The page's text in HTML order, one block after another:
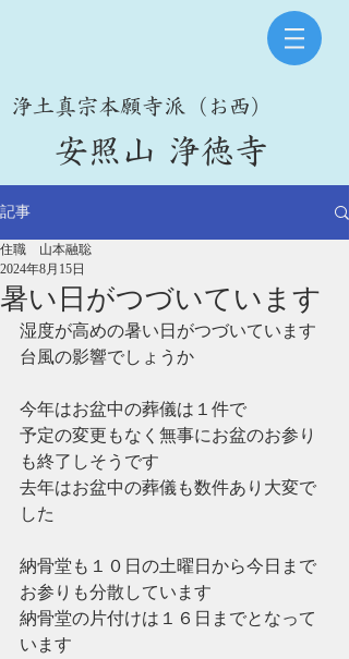
​浄土真宗本願寺派（お西）
​安照山 浄徳寺
記事
暑い日がつづいています
住職 山本融聡
2024年8月15日
湿度が高めの暑い日がつづいています
台風の影響でしょうか
今年はお盆中の葬儀は１件で
予定の変更もなく無事にお盆のお参り
も終了しそうです
去年はお盆中の葬儀も数件あり大変で
した
納骨堂も１０日の土曜日から今日まで
お参りも分散しています
納骨堂の片付けは１６日までとなって
います